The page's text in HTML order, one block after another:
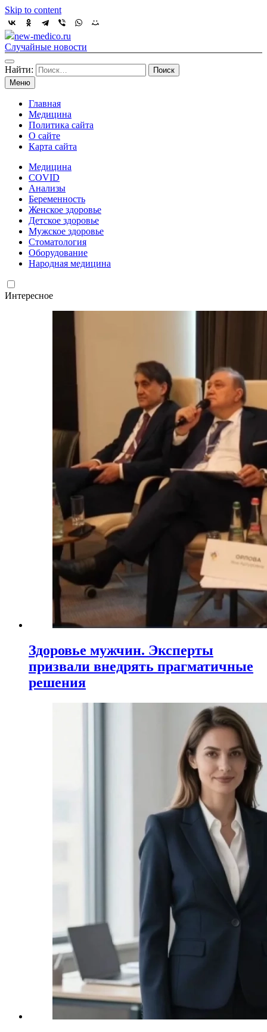
Skip to content
new-medico.ru
Случайные новости
Найти:
Меню
Главная
Медицина
Политика сайта
О сайте
Карта сайта
Медицина
COVID
Анализы
Беременность
Женское здоровье
Детское здоровье
Мужское здоровье
Стоматология
Оборудование
Народная медицина
Интересное
Здоровье мужчин. Эксперты
призвали внедрять прагматичные
решения